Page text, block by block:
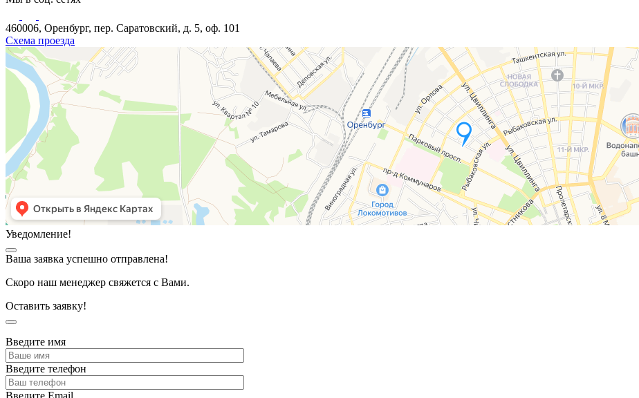
460006, Оренбург, пер. Саратовский, д. 5, оф. 101
Схема проезда
Уведомление!
Ваша заявка успешно отправлена!
Скоро наш менеджер свяжется с Вами.
Оставить заявку!
Введите имя
Введите телефон